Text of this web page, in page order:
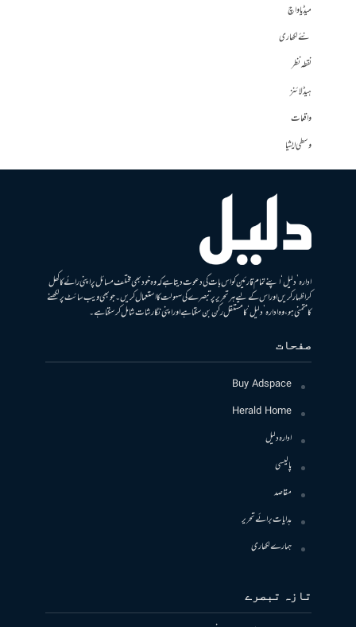
میڈیا واچ
نئے لکھاری
نقطہ نظر
ہیڈلائنز
واقعات
وسطی ایشیا
ادارہ ’دلیل‘ اپنے تمام قارئین کو اس بات کی دعوت دیتا ہے کہ وہ خود بھی مختلف مسائل پر اپنی رائے کا کھل
کر اظہار کریں اور اس کے لیے ہر تحریر پر تبصرے کی سہولت کا استعمال کریں۔ جو بھی ویب سائٹ پر لکھنے
کا متمنی ہو، وہ ادارہ ’دلیل‘ کا مستقل رکن بن سکتا ہے اور اپنی نگارشات شامل کرسکتا ہے۔
صفحات
Buy Adspace
Herald Home
ادارہ دلیل
پالیسی
مقاصد
ہدایات برائے تحریر
ہمارے لکھاری
تازہ تبصرے